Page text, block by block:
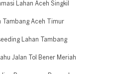
Lahan Aceh Singkil
Tambang Aceh Timur
Lahan Tambang
Jalan Tol Bener Meriah